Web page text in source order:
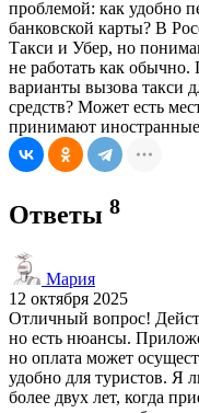
проблемой: как удобно
банковской карты? В
Такси и Убер, но
не работать как обычно.
варианты вызова такси
средств? Может есть
принимают
Ответы 8
Мария
12 октября 2025
Отличный вопрос!
но есть нюансы.
но оплата может
удобно для туристов. Я
более двух лет, когда